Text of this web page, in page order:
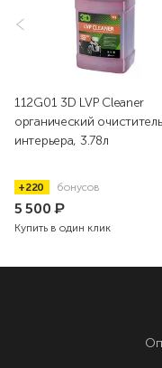
112G01 3D LVP Cleaner
органический очиститель
интерьера, 3.78л
+220 бонусов
5 500₽
Купить в один клик